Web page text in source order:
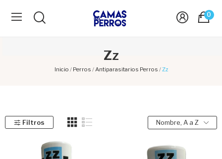
0
Zz
Inicio Perros Antiparasitarios Perros Zz
Filtros Nombre, A a Z